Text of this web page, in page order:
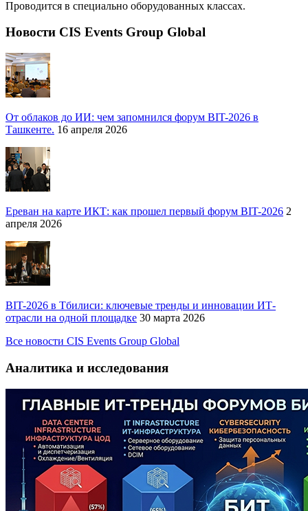
Проводится в специально оборудованных классах.
Новости CIS Events Group Global
От облаков до ИИ: чем запомнился форум BIT-2026 в
Ташкенте. 16 апреля 2026
Ереван на карте ИКТ: как прошел первый форум BIT-2026 2
апреля 2026
BIT-2026 в Тбилиси: ключевые тренды и инновации ИТ-
отрасли на одной площадке 30 марта 2026
Все новости CIS Events Group Global
Аналитика и исследования